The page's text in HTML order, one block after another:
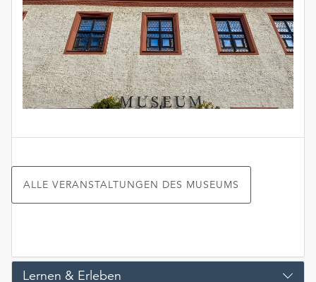
ALLE VERANSTALTUNGEN DES MUSEUMS
Lernen & Erleben